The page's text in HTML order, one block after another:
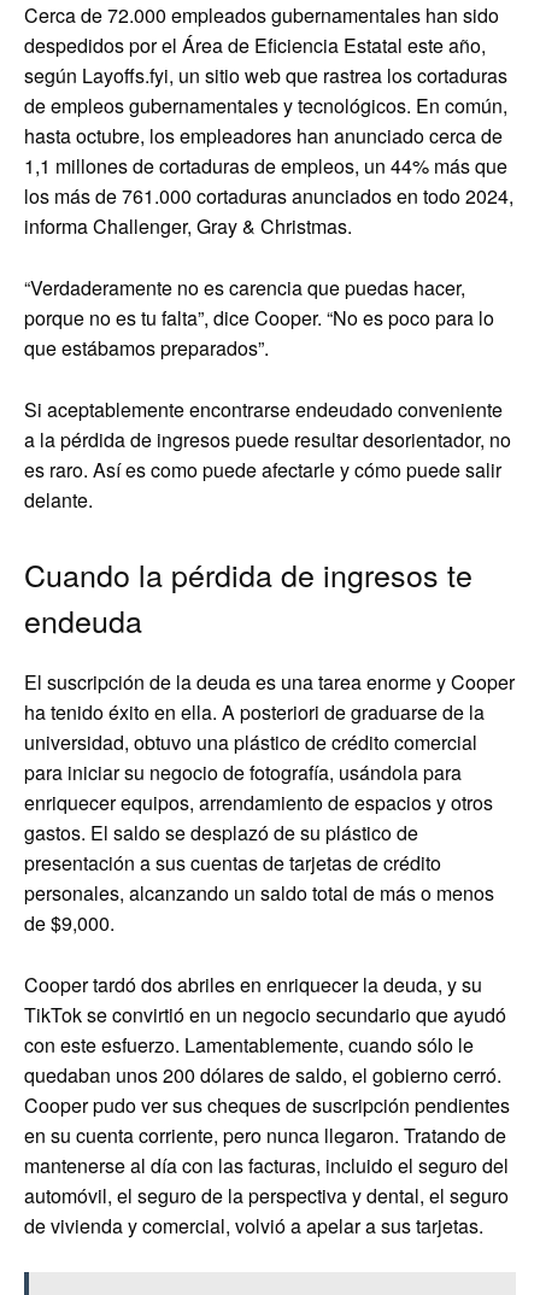
Cerca de 72.000 empleados gubernamentales han sido
despedidos por el Área de Eficiencia Estatal este año,
según Layoffs.fyi, un sitio web que rastrea los cortaduras
de empleos gubernamentales y tecnológicos. En común,
hasta octubre, los empleadores han anunciado cerca de
1,1 millones de cortaduras de empleos, un 44% más que
los más de 761.000 cortaduras anunciados en todo 2024,
informa Challenger, Gray & Christmas.
“Verdaderamente no es carencia que puedas hacer,
porque no es tu falta”, dice Cooper. “No es poco para lo
que estábamos preparados”.
Si aceptablemente encontrarse endeudado conveniente
a la pérdida de ingresos puede resultar desorientador, no
es raro. Así es como puede afectarle y cómo puede salir
delante.
Cuando la pérdida de ingresos te
endeuda
El suscripción de la deuda es una tarea enorme y Cooper
ha tenido éxito en ella. A posteriori de graduarse de la
universidad, obtuvo una plástico de crédito comercial
para iniciar su negocio de fotografía, usándola para
enriquecer equipos, arrendamiento de espacios y otros
gastos. El saldo se desplazó de su plástico de
presentación a sus cuentas de tarjetas de crédito
personales, alcanzando un saldo total de más o menos
de $9,000.
Cooper tardó dos abriles en enriquecer la deuda, y su
TikTok se convirtió en un negocio secundario que ayudó
con este esfuerzo. Lamentablemente, cuando sólo le
quedaban unos 200 dólares de saldo, el gobierno cerró.
Cooper pudo ver sus cheques de suscripción pendientes
en su cuenta corriente, pero nunca llegaron. Tratando de
mantenerse al día con las facturas, incluido el seguro del
automóvil, el seguro de la perspectiva y dental, el seguro
de vivienda y comercial, volvió a apelar a sus tarjetas.